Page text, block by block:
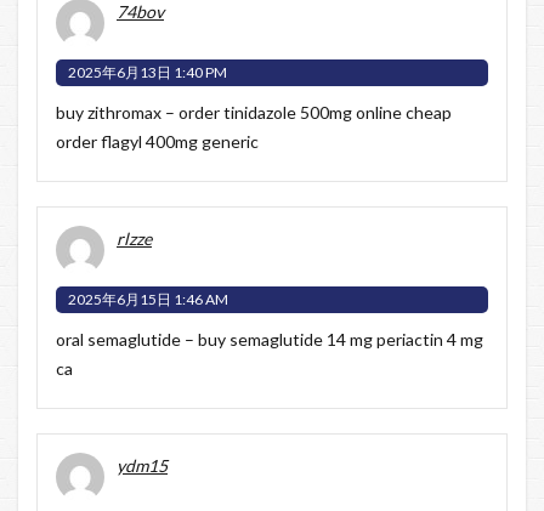
74bov
2025年6月13日 1:40 PM
buy zithromax – order tinidazole 500mg online cheap
order flagyl 400mg generic
rlzze
2025年6月15日 1:46 AM
oral semaglutide – buy semaglutide 14 mgperiactin 4 mg
ca
ydm15